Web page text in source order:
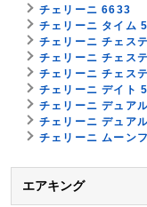
チェリーニ 6633
チェリーニ タイム
チェリーニ チェス
チェリーニ チェス
チェリーニ チェス
チェリーニ デイト
チェリーニ デュア
チェリーニ デュア
チェリーニ ムーン
エアキング